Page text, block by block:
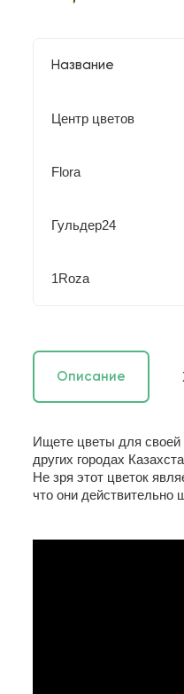
Название
Центр цветов
Flora
Гульдер24
1Roza
Описание
Ищете цветы для
других городах
Не зря этот цветок
что они действительно